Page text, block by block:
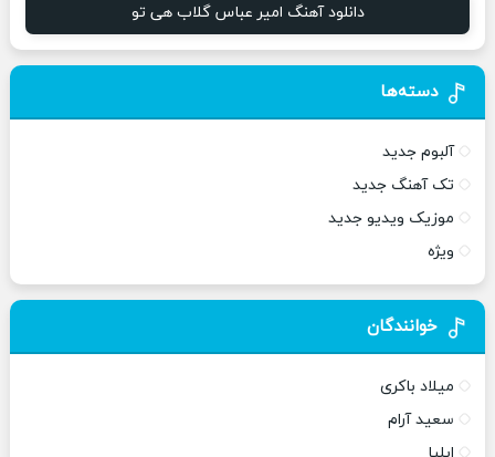
دانلود آهنگ امیر عباس گلاب هی تو
دسته‌ها
آلبوم جدید
تک آهنگ جدید
موزیک ویدیو جدید
ویژه
خوانندگان
میلاد باکری
سعید آرام